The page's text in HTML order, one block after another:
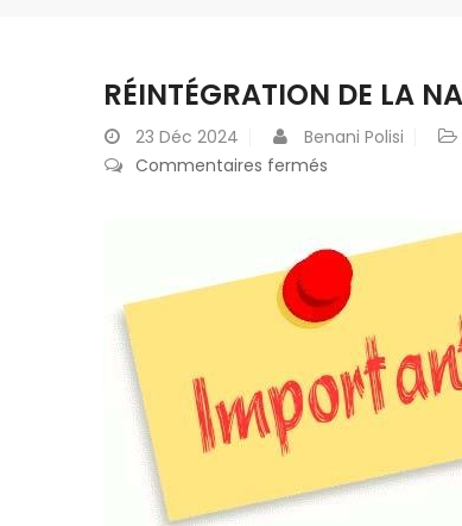
RÉINTÉGRATION DE LA
23 Déc 2024 Benani Polisi
Commentaires fermés
la
nationalité
Burkinabé